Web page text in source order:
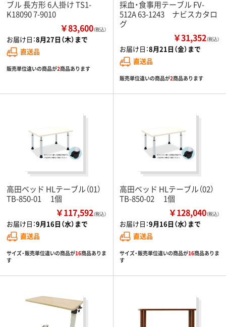
ブル 長方形 6人掛け TS1-
K18090 7-9010
￥83,600（税込）
お届け日：8月27日（木）まで
直送品
販売単位違いの商品が2商品あります
採血・食事用テーブル FV-
512A 63-1243 ナビスカタロ
グ
￥31,352（税込）
お届け日：8月21日（金）まで
直送品
販売単位違いの商品が2商品あります
高田ベッド HLテーブル（01）
TB-850-01 1個
￥117,592（税込）
お届け日：9月16日（水）まで
直送品
サイズ・販売単位違いの商品が16商品ありま
す
高田ベッド HLテーブル（02）
TB-850-02 1個
￥128,040（税込）
お届け日：9月16日（水）まで
直送品
サイズ・販売単位違いの商品が16商品ありま
す